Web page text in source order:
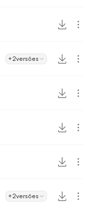
+2versões
+2versões